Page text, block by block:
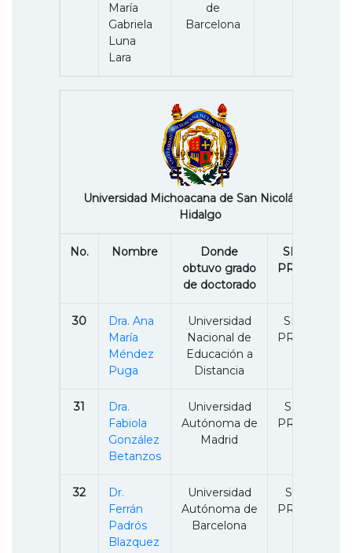
María
Gabriela
Luna
Lara
de
Barcelona
Universidad Michoacana de San Nicolás de
Hidalgo
No. Nombre
Donde
obtuvo grado
de doctorado
SNII /P.
PRODEP
30
Dra. Ana
María
Méndez
Puga
Universidad
Nacional de
Educación a
Distancia
SNII 2 /
PRODEP
31
Dra.
Fabiola
González
Betanzos
Universidad
Autónoma de
Madrid
SNII 1 /
PRODEP
32
Dr.
Ferrán
Padrós
Blazquez
Universidad
Autónoma de
Barcelona
SNII 2/
PRODEP